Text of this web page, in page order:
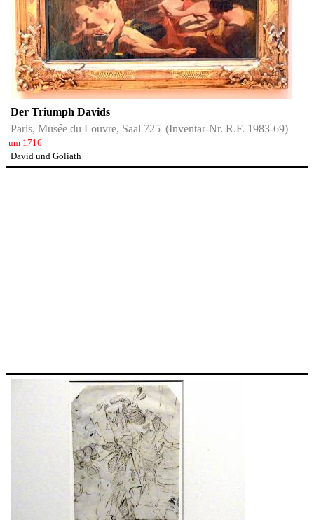
Der Triumph Davids
Paris, Musée du Louvre, Saal 725 (Inventar-Nr. R.F. 1983-69)
um 1716
David und Goliath